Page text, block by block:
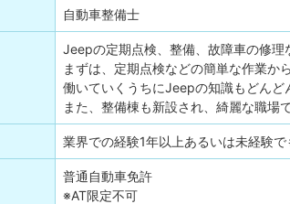
自動車整備士
Jeepの定期点検、整備、故障車の修理
まずは、定期点検などの簡単な作業か
働いていくうちにJeepの知識もどんど
また、整備棟も新設され、綺麗な職場
業界での経験1年以上あるいは未経験
普通自動車免許
※AT限定不可